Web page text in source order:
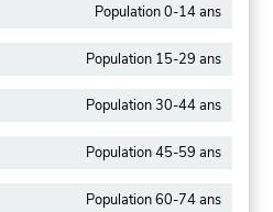
Population 0-14 ans
Population 15-29 ans
Population 30-44 ans
Population 45-59 ans
Population 60-74 ans